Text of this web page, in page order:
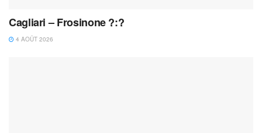
Cagliari – Frosinone ?:?
4 AOÛT 2026